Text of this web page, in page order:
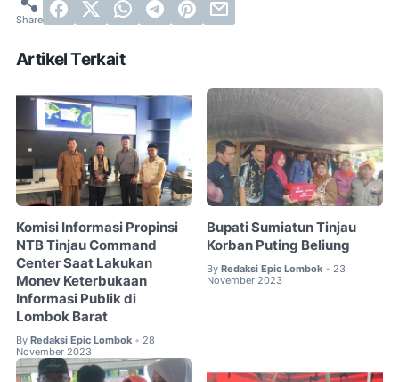
Artikel Terkait
Komisi Informasi Propinsi
NTB Tinjau Command
Center Saat Lakukan
Monev Keterbukaan
Informasi Publik di
Lombok Barat
By Redaksi Epic Lombok • 28
November 2023
Bupati Sumiatun Tinjau
Korban Puting Beliung
By Redaksi Epic Lombok • 23
November 2023